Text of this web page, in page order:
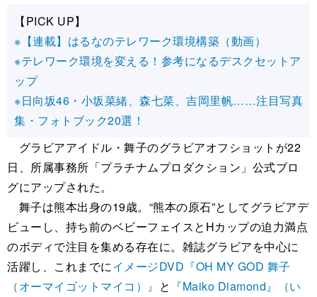
【PICK UP】
※【連載】はるなのテレワーク環境構築（動画）
※テレワーク環境を変える！参考になるデスクセットア
ップ
※日向坂46・小坂菜緒、森七菜、吉岡里帆……注目写真
集・フォトブック20選！
グラビアアイドル・舞子のグラビアオフショットが22
日、所属事務所「プラチナムプロダクション」公式ブロ
グにアップされた。
舞子は熊本出身の19歳。“熊本の原石”としてグラビアデ
ビューし、持ち前のベビーフェイスとHカップの迫力満点
のボディで注目を集める存在に。雑誌グラビアを中心に
活躍し、これまでにイメージDVD『OH MY GOD 舞子
（オーマイゴットマイコ）』 と 『Maiko Diamond』（い